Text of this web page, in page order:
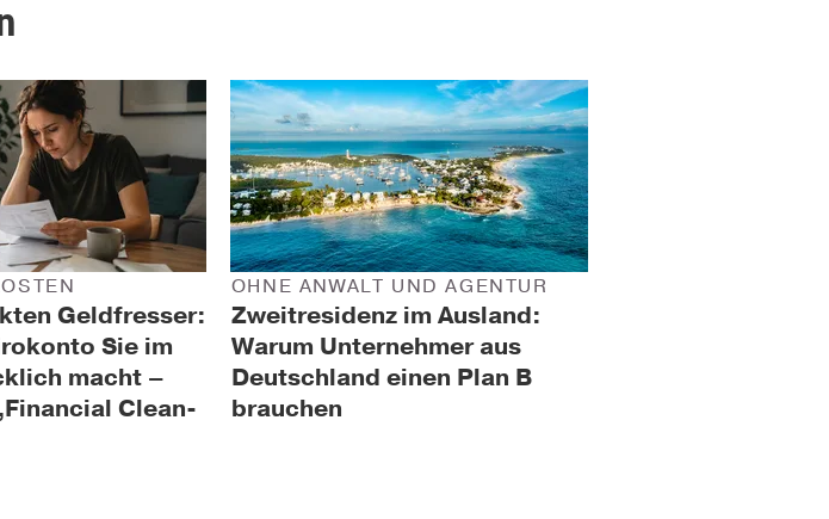
Geldfresser:
Sie im
macht –
Clean-
Zweitresidenz im Ausland:
Warum Unternehmer aus
Deutschland einen Plan B
brauchen
OHNE ANWALT UND AGENTUR